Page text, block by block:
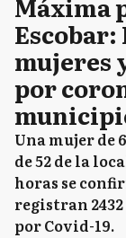
mujeres
por
Una mujer de
de 52 de la
horas se
registran
por Covid-19.